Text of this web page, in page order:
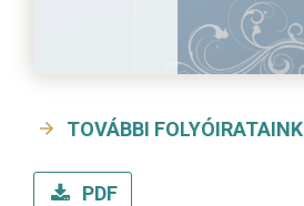
TOVÁBBI FOLYÓIRATAINK
PDF